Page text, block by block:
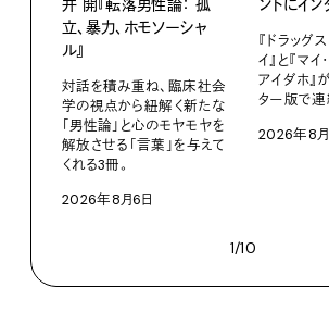
立、暴力、ホモソーシャ
ル』
対話を積み重ね、臨床社会
学の視点から紐解く新たな
「男性論」と心のモヤモヤを
解放させる「言葉」を与えて
くれる3冊。
2026年8月6日
『ドラッグ
イ』と『マイ
アイダホ』
ター版で連
2026年8月
1/10